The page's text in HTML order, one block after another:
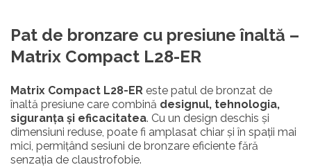
Pat de bronzare cu presiune înaltă –
Matrix Compact L28-ER
Matrix Compact L28-ER este patul de bronzat de
înaltă presiune care combină designul, tehnologia,
siguranța și eficacitatea. Cu un design deschis și
dimensiuni reduse, poate fi amplasat chiar și în spații mai
mici, permițând sesiuni de bronzare eficiente fără
senzația de claustrofobie.